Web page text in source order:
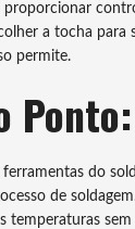
proporcionar
a tocha
permite.
ferramentas do
de
temperaturas